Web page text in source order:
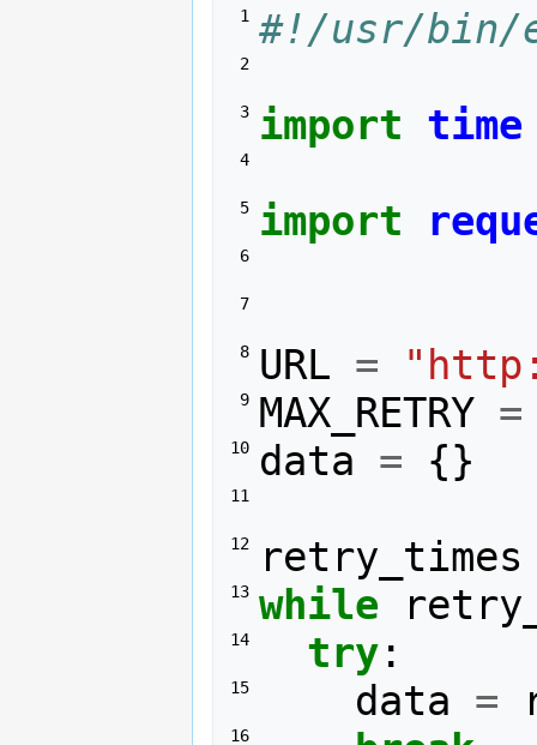
1 #!/usr/bin/
2
3 import time
4
5 import
6
7
8 URL =
9 MAX_RETRY =
10 data = {}
11
12 retry_times
13 while
14 try :
15 data =
16